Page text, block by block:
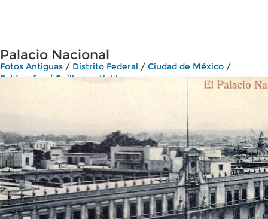
Palacio Nacional
Fotos Antiguas / Distrito Federal / Ciudad de México /
Fotógrafos/Guillermo Kahlo